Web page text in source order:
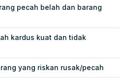
pecah belah dan barang
kardus kuat dan tidak
yang riskan rusak/pecah